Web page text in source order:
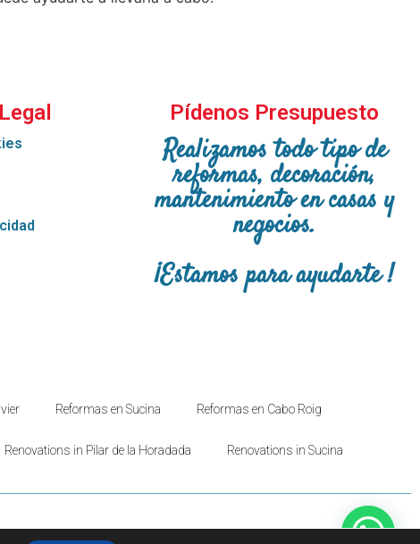
Pídenos Presupuesto
Realizamos todo tipo de
reformas, decoración,
mantenimiento en casas y
negocios.
¡Estamos para ayudarte !
Reformas en Sucina Reformas en Cabo Roig
Renovations in Pilar de la Horadada Renovations in Sucina